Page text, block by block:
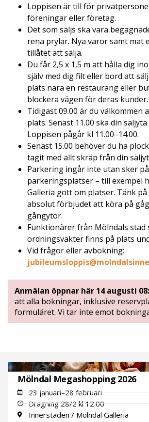
Loppisen är till för
föreningar eller företag.
Det som säljs ska vara
rena prylar. Nya varor samt mat
tillåtet att sälja.
Du får 2,5 x 1,5 m att hålla dig
själv med dig filt eller bord att
plats nära en restaurang eller
blockera vägen för deras kunder.
Tidigast 09.00 är du välkommen
plats. Senast 11.00 ska din
Loppisen pågår kl 11.00–14.00.
Senast 15.00 behöver du ha
tagit med allt skräp från din
Parkering ingår inte utan sker
parkeringsplatser – till exempel
Galleria gott om platser. Tänk
absolut förbjudet att köra på
gångytor.
Funktionärer från Mölndals stad
ordningsvakter finns på plats
Vid frågor eller avbokning:
Anmälan öppnar här 14 augusti
att alla bokningar, inklusive
formuläret. Vi tar inte emot
Mölndal Megashopping 2026
23 januari–28 februari
Dragning 28/2 kl 12:00
Innerstaden / Mölndal Galleria